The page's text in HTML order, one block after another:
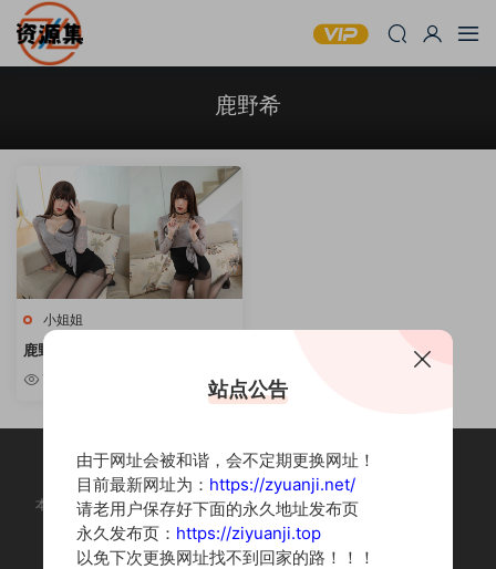
鹿野希
小姐姐
鹿野希 – 写真套图资源合集 [持续
更新]7.72w
本站为摄影写真图片网站，内容来自网络收集整理，仅作个人学习使用。
如有违法内容请联系删除
Copyright © 2022 资源集
站点公告
由于网址会被和谐，会不定期更换网址！
目前最新网址为： https://zyuanji.net/
请老用户保存好下面的永久地址发布页
永久发布页： https://ziyuanji.top
以免下次更换网址找不到回家的路！！！